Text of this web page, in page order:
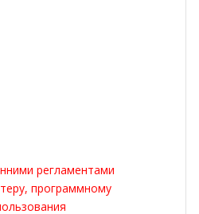
регламентами
программному